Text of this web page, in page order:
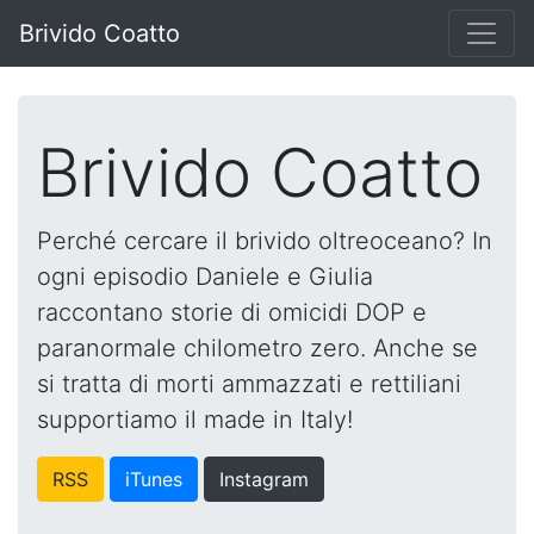
Brivido Coatto
Brivido Coatto
Perché cercare il brivido oltreoceano? In
ogni episodio Daniele e Giulia
raccontano storie di omicidi DOP e
paranormale chilometro zero. Anche se
si tratta di morti ammazzati e rettiliani
supportiamo il made in Italy!
RSS iTunes Instagram